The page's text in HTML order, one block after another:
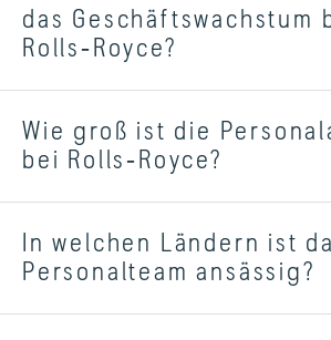
das Geschäftswachstum
Rolls‑Royce?
Wie groß ist die
bei Rolls‑Royce?
In welchen Ländern ist
Personalteam ansässig?